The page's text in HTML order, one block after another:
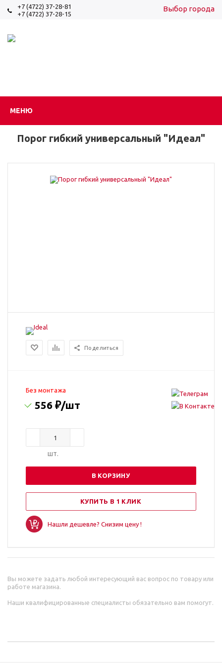
+7 (4722) 37-28-81
+7 (4722) 37-28-15
Выбор города
МЕНЮ
Порог гибкий универсальный "Идеал"
Поделиться
Без монтажа
556 ₽/шт
шт.
В КОРЗИНУ
КУПИТЬ В 1 КЛИК
Нашли дешевле? Снизим цену !
Вы можете задать любой интересующий вас вопрос по товару или
работе магазина.
Наши квалифицированные специалисты обязательно вам помогут.